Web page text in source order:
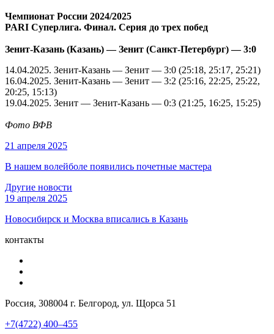
Чемпионат России 2024/2025
PARI Суперлига. Финал. Серия до трех побед
Зенит-Казань (Казань) — Зенит (Санкт-Петербург) — 3:0
14.04.2025. Зенит-Казань — Зенит — 3:0 (25:18, 25:17, 25:21)
16.04.2025. Зенит-Казань — Зенит — 3:2 (25:16, 22:25, 25:22,
20:25, 15:13)
19.04.2025. Зенит — Зенит-Казань — 0:3 (21:25, 16:25, 15:25)
Фото ВФВ
21 апреля 2025
В нашем волейболе появились почетные мастера
Другие новости
19 апреля 2025
Новосибирск и Москва вписались в Казань
контакты
Россия, 308004 г. Белгород, ул. Щорса 51
+7(4722) 400–455